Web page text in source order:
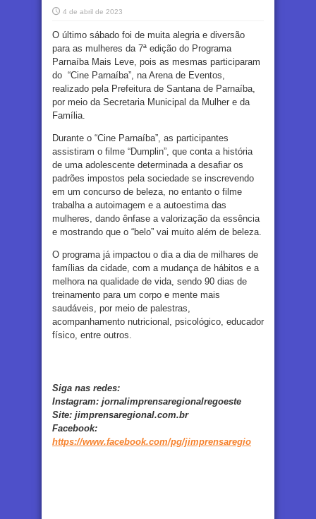
4 de abril de 2023
O último sábado foi de muita alegria e diversão
para as mulheres da 7ª edição do Programa
Parnaíba Mais Leve, pois as mesmas participaram
do “Cine Parnaíba”, na Arena de Eventos,
realizado pela Prefeitura de Santana de Parnaíba,
por meio da Secretaria Municipal da Mulher e da
Família.
Durante o “Cine Parnaíba”, as participantes
assistiram o filme “Dumplin”, que conta a história
de uma adolescente determinada a desafiar os
padrões impostos pela sociedade se inscrevendo
em um concurso de beleza, no entanto o filme
trabalha a autoimagem e a autoestima das
mulheres, dando ênfase a valorização da essência
e mostrando que o “belo” vai muito além de beleza.
O programa já impactou o dia a dia de milhares de
famílias da cidade, com a mudança de hábitos e a
melhora na qualidade de vida, sendo 90 dias de
treinamento para um corpo e mente mais
saudáveis, por meio de palestras,
acompanhamento nutricional, psicológico, educador
físico, entre outros.
Siga nas redes:
Instagram: jornalimprensaregionalregoeste
Site: jimprensaregional.com.br
Facebook:
https://www.facebook.com/pg/jimprensaregio